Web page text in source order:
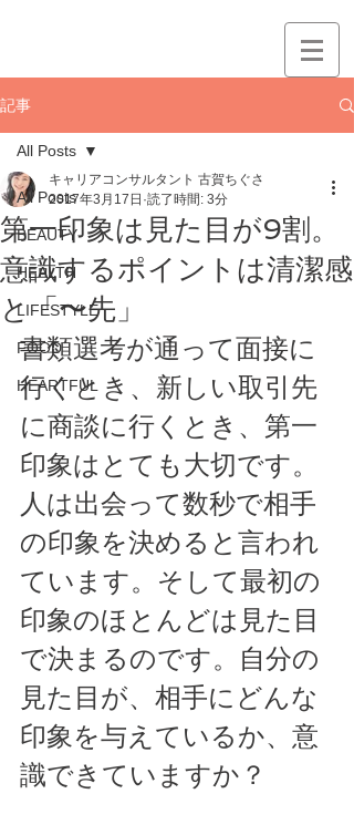
記事
All Posts
BEAUTY
HEALTH
LIFESTYLE
FOOD
HEARTFUL
All Posts
第一印象は見た目が9割。
意識するポイントは清潔感
と「〜先」
キャリアコンサルタント 古賀ちぐさ
2017年3月17日 読了時間: 3分
書類選考が通って面接に
行くとき、新しい取引先
に商談に行くとき、第一
印象はとても大切です。
人は出会って数秒で相手
の印象を決めると言われ
ています。そして最初の
印象のほとんどは見た目
で決まるのです。自分の
見た目が、相手にどんな
印象を与えているか、意
識できていますか？